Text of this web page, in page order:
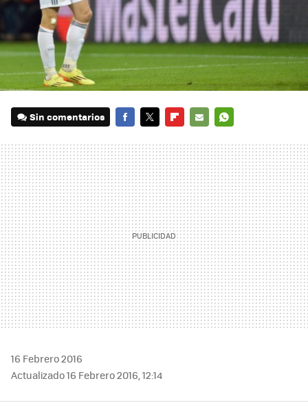
Sin comentarios
MAIL
16 Febrero 2016
Actualizado 16 Febrero 2016, 12:14